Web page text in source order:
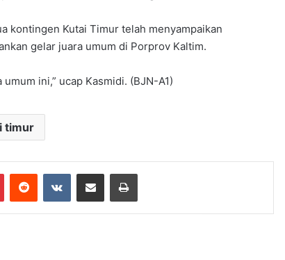
kontingen Kutai Timur telah menyampaikan
gelar juara umum di Porprov Kaltim.
ini,” ucap Kasmidi. (BJN-A1)
timur